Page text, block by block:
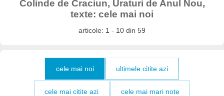
Colinde de Craciun, Uraturi de Anul Nou,
texte: cele mai noi
articole: 1 - 10 din 59
cele mai noi ultimele citite azi
cele mai citite azi cele mai mari note